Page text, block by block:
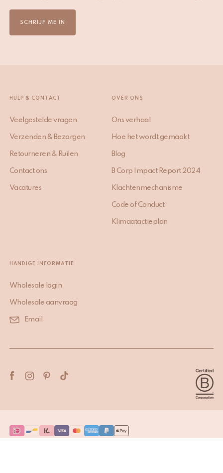
SCHRIJF ME IN
HULP & CONTACT
Veelgestelde vragen
Verzenden & Bezorgen
Retourneren & Ruilen
Contact ons
Vacatures
OVER ONS
Ons verhaal
Hoe het wordt gemaakt
Blog
B Corp Impact Report 2024
Klachtenmechanisme
Code of Conduct
Klimaatactieplan
HANDIGE INFORMATIE
Wholesale login
Wholesale aanvraag
Email